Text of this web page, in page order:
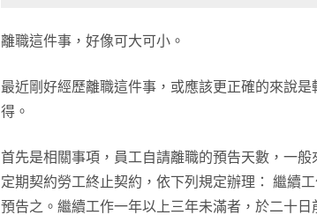
離職這件事，好像可大可小。
最近剛好經歷離職這件事，或應該更正確的來說
得。
首先是相關事項，員工自請離職的預告天數，一
定期契約勞工終止契約，依下列規定辦理： 繼續
預告之。繼續工作一年以上三年未滿者，於二十